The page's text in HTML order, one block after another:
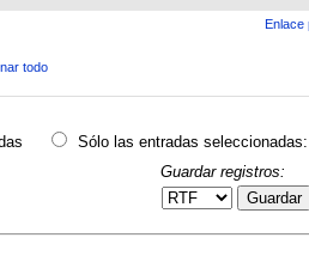
Enlace
todo
Sólo las entradas seleccionadas:
Guardar registros:
Guardar